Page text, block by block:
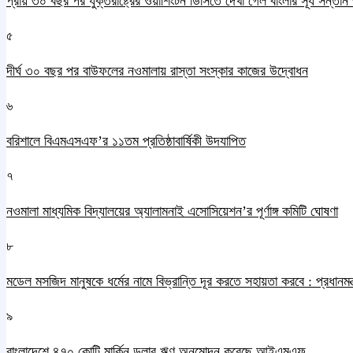
৫
দীর্ঘ ৩০ বছর পর বাউফলের নওমালায় রাস্তা সংস্কার কাজের উদ্বোধন
৬
বরিশালে বিএমএসএফ’র ১১তম প্রতিষ্ঠাবার্ষিকী উদযাপিত
৭
নওমালা মাধ্যমিক বিদ্যালয়ের অ্যালামনাই এসোসিয়েশন’র পূর্ণাঙ্গ কমিটি ঘোষণা
৮
মডেল মসজিদ মানুষকে ধর্মের নামে বিভ্রান্তি দূর করতে সহায়তা করবে :
৯